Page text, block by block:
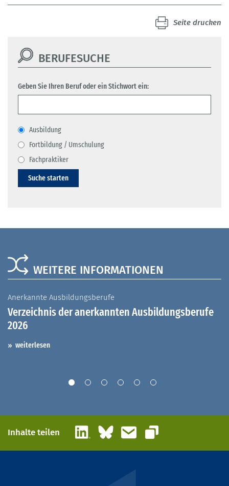
Seite drucken
BERUFESUCHE
Geben Sie Ihren Beruf oder ein Stichwort ein:
Ausbildung
Fortbildung / Umschulung
Fachpraktiker
Suche starten
WEITERE INFORMATIONEN
Anerkannte Ausbildungsberufe
Verzeichnis der anerkannten Ausbildungsberufe
2026
weiterlesen
Inhalte teilen LinkedInBlueskyE-Mail
Link kopieren